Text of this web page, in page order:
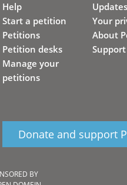
Help
Start a petition
Petitions
Petition desks
Manage your
petitions
Updates
Your
About
Donate and support
BY